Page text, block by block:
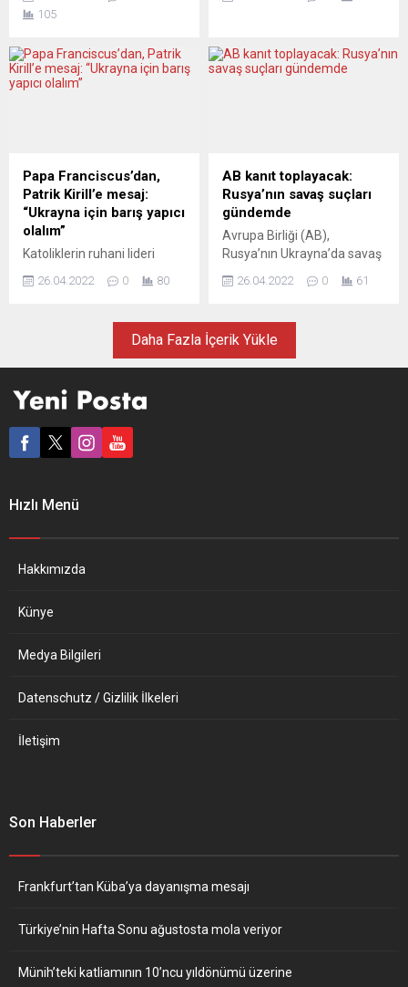
Başkanı Volodimir Zelenskiy
ile Kiev’de gerçekleştirdikleri
Ukrayna’ya ilave askeri
yardım gönderileceğini
Avrupa basını endişeli
gözüküyor. LA STAMPA
(İtalya) TEHLİKELİ NİYETLER
La...
105
oyunu yeşil-liberal parti
kullandı. Yeni başbakan
olarak seçilen enerji
görevi devralacak. Avrupa
basını sonuçtan memnun
olmakla birlikte, uyanık
olunması çağrısında
bulunuyor. NÉPSZAVA
(Macaristan) HALK...
Papa Franciscus’dan,
Patrik Kirill’e mesaj:
“Ukrayna için barış yapıcı
olalım”
Katoliklerin ruhani lideri
Papa Franciscus, Rus
Ortodoks Kilisesi lideri Patrik
rol üstlenebilecekleri
mesajını verdi. Vatikan’a
yakın basın organlarında yer
Ortodoksların 24 Nisan’da
dolayısıyla Patrik Kirill’e
bayram tebrik mesajı
Ukrayna’daki savaşa işaret
26.04.2022 0 80
AB kanıt toplayacak:
Rusya’nın savaş suçları
gündemde
Avrupa Birliği (AB),
Rusya’nın Ukrayna’da savaş
suçu işlediğine dair kanıt
toplamak için AB Ceza
Kurumunun (Eurojust)
yetkisinin güçlendirilmesi
amacıyla teklif sundu. AB
26.04.2022 0 61
Daha Fazla İçerik Yükle
Hızlı Menü
Hakkımızda
Künye
Medya Bilgileri
Datenschutz / Gizlilik İlkeleri
İletişim
Son Haberler
Frankfurt’tan Küba’ya dayanışma mesajı
Türkiye’nin Hafta Sonu ağustosta mola veriyor
Münih’teki katliamının 10’ncu yıldönümü üzerine